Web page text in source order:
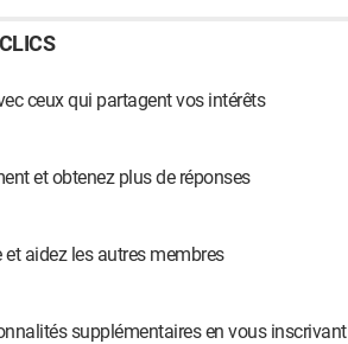
ceux qui partagent vos intérêts
et obtenez plus de réponses
aidez les autres membres
supplémentaires en vous inscrivant